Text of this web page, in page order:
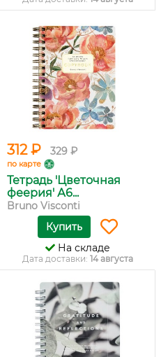
312 ₽ 329 ₽
по карте
Тетрадь 'Цветочная
феерия' А6...
Bruno Visconti
Купить
На складе
Дата доставки: 14 августа